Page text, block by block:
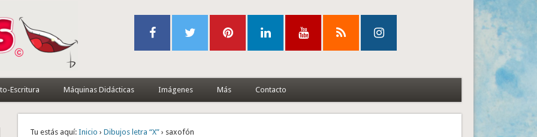
Escritura Máquinas Didácticas Imágenes Más Contacto
Tu estás aquí: Inicio ›Dibujos letra “X” › saxofón